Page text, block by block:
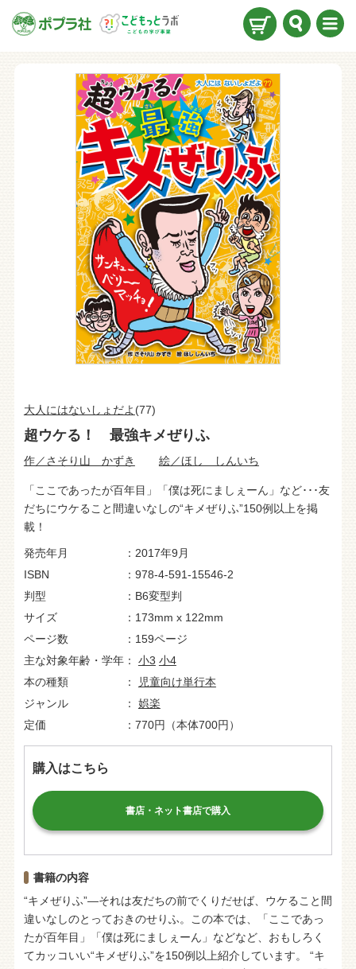
大人にはないしょだよ (77)
超ウケる！ 最強キメぜりふ
作／さそり山 かずき 絵／ほし しんいち
「ここであったが百年目」「僕は死にましぇーん」など･･･友
だちにウケること間違いなしの“キメぜりふ”150例以上を掲
載！
発売年月
2017年9月
ISBN
978-4-591-15546-2
判型
B6変型判
サイズ
173mm x 122mm
ページ数
159ページ
主な対象年齢・学年
小3 小4
本の種類
児童向け単行本
ジャンル
娯楽
定価
770円（本体700円）
購入はこちら
書店・ネット書店で購入
書籍の内容
“キメぜりふ”―それは友だちの前でくりだせば、ウケること間
違いなしのとっておきのせりふ。この本では、「ここであっ
たが百年目」「僕は死にましぇーん」などなど、おもしろく
てカッコいい“キメぜりふ”を150例以上紹介しています。 “キ